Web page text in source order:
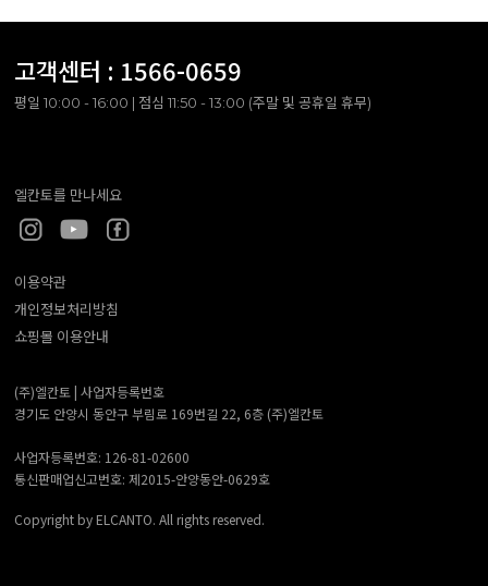
고객센터 : 1566-0659
평일 10:00 - 16:00 | 점심 11:50 - 13:00 (주말 및 공휴일 휴무)
엘칸토를 만나세요
이용약관
개인정보처리방침
쇼핑몰 이용안내
(주)엘칸토 | 사업자등록번호
경기도 안양시 동안구 부림로 169번길 22, 6층 (주)엘칸토
사업자등록번호: 126-81-02600
통신판매업신고번호: 제2015-안양동안-0629호
Copyright by ELCANTO. All rights reserved.